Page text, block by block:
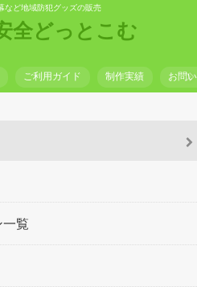
など地域防犯グッズの販売
ご利用ガイド 制作実績 お問
覧